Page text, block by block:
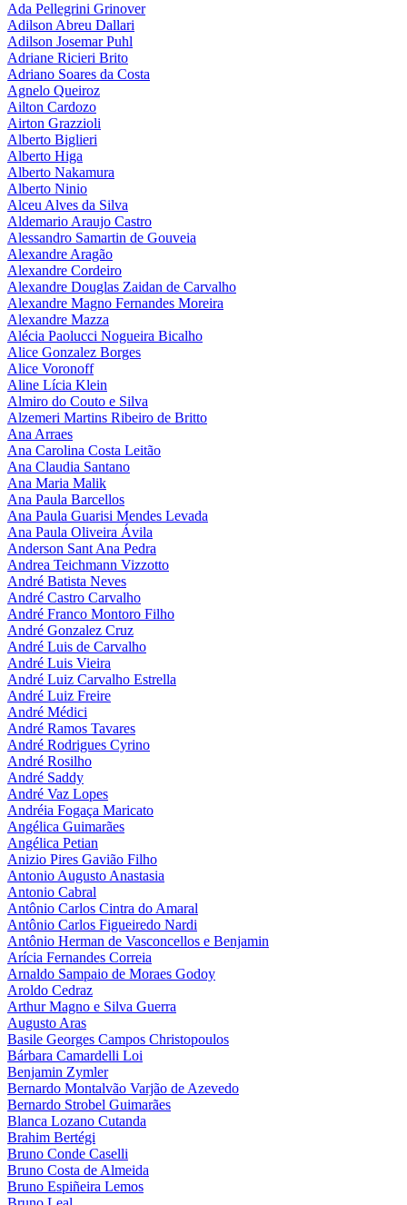
Ada Pellegrini Grinover
Adilson Abreu Dallari
Adilson Josemar Puhl
Adriane Ricieri Brito
Adriano Soares da Costa
Agnelo Queiroz
Ailton Cardozo
Airton Grazzioli
Alberto Biglieri
Alberto Higa
Alberto Nakamura
Alberto Ninio
Alceu Alves da Silva
Aldemario Araujo Castro
Alessandro Samartin de Gouveia
Alexandre Aragão
Alexandre Cordeiro
Alexandre Douglas Zaidan de Carvalho
Alexandre Magno Fernandes Moreira
Alexandre Mazza
Alécia Paolucci Nogueira Bicalho
Alice Gonzalez Borges
Alice Voronoff
Aline Lícia Klein
Almiro do Couto e Silva
Alzemeri Martins Ribeiro de Britto
Ana Arraes
Ana Carolina Costa Leitão
Ana Claudia Santano
Ana Maria Malik
Ana Paula Barcellos
Ana Paula Guarisi Mendes Levada
Ana Paula Oliveira Ávila
Anderson Sant Ana Pedra
Andrea Teichmann Vizzotto
André Batista Neves
André Castro Carvalho
André Franco Montoro Filho
André Gonzalez Cruz
André Luis de Carvalho
André Luis Vieira
André Luiz Carvalho Estrella
André Luiz Freire
André Médici
André Ramos Tavares
André Rodrigues Cyrino
André Rosilho
André Saddy
André Vaz Lopes
Andréia Fogaça Maricato
Angélica Guimarães
Angélica Petian
Anizio Pires Gavião Filho
Antonio Augusto Anastasia
Antonio Cabral
Antônio Carlos Cintra do Amaral
Antônio Carlos Figueiredo Nardi
Antônio Herman de Vasconcellos e Benjamin
Arícia Fernandes Correia
Arnaldo Sampaio de Moraes Godoy
Aroldo Cedraz
Arthur Magno e Silva Guerra
Augusto Aras
Basile Georges Campos Christopoulos
Bárbara Camardelli Loi
Benjamin Zymler
Bernardo Montalvão Varjão de Azevedo
Bernardo Strobel Guimarães
Blanca Lozano Cutanda
Brahim Bertégi
Bruno Conde Caselli
Bruno Costa de Almeida
Bruno Espiñeira Lemos